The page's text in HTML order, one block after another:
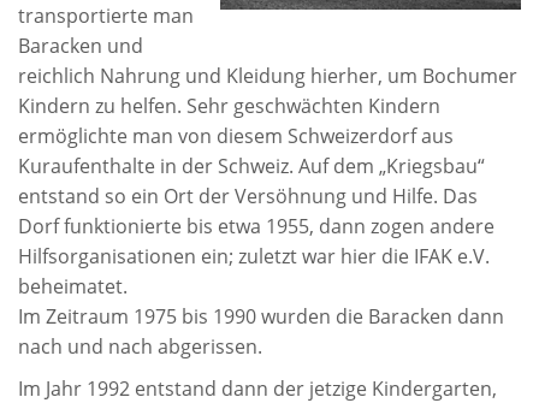
transportierte man
Baracken und
reichlich Nahrung und Kleidung hierher, um Bochumer
Kindern zu helfen. Sehr geschwächten Kindern
ermöglichte man von diesem Schweizerdorf aus
Kuraufenthalte in der Schweiz. Auf dem „Kriegsbau“
entstand so ein Ort der Versöhnung und Hilfe. Das
Dorf funktionierte bis etwa 1955, dann zogen andere
Hilfsorganisationen ein; zuletzt war hier die IFAK e.V.
beheimatet.
Im Zeitraum 1975 bis 1990 wurden die Baracken dann
nach und nach abgerissen.
Im Jahr 1992 entstand dann der jetzige Kindergarten,